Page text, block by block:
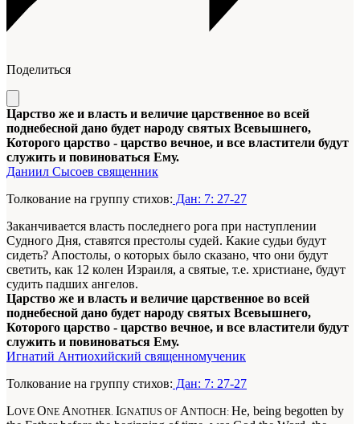
Поделиться
Царство же и власть и величие царственное во всей
поднебесной дано будет народу святых Всевышнего,
Которого царство - царство вечное, и все властители будут
служить и повиноваться Ему.
Даниил Сысоев священник
Толкование на группу стихов: Дан: 7: 27-27
Заканчивается власть последнего рога при наступлении
Судного Дня, ставятся престолы судей. Какие судьи будут
сидеть? Апостолы, о которых было сказано, что они будут
светить, как 12 колен Израиля, а святые, т.е. христиане, будут
судить падших ангелов.
Царство же и власть и величие царственное во всей
поднебесной дано будет народу святых Всевышнего,
Которого царство - царство вечное, и все властители будут
служить и повиноваться Ему.
Игнатий Антиохийский священномученик
Толкование на группу стихов: Дан: 7: 27-27
LOVE ONE ANOTHER. IGNATIUS OF ANTIOCH: He, being begotten by